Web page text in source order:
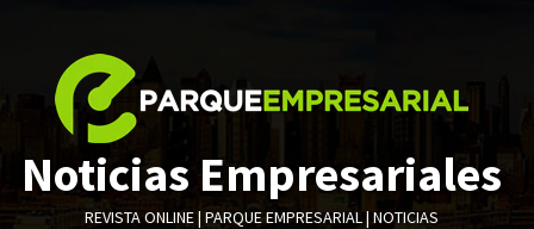
contenido
Noticias Empresariales
REVISTA ONLINE | PARQUE EMPRESARIAL | NOTICIAS